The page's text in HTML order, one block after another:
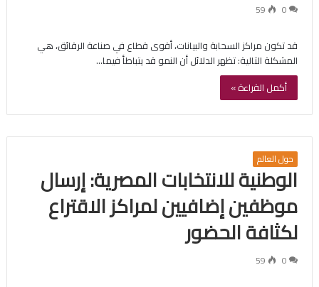
0
59
قد تكون مراكز السحابة والبيانات، أقوى قطاع في صناعة الرقائق، هي
المشكلة التالية: تظهر الدلائل أن النمو قد يتباطأ فيما…
أكمل القراءة »
حول العالم
الوطنية للانتخابات المصرية: إرسال
موظفين إضافيين لمراكز الاقتراع
لكثافة الحضور
0
59